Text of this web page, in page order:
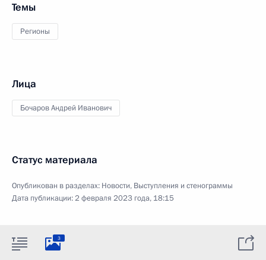
Темы
Регионы
Лица
Бочаров Андрей Иванович
Статус материала
Опубликован в разделах: Новости, Выступления и стенограммы
Дата публикации:2 февраля 2023 года, 18:15
3